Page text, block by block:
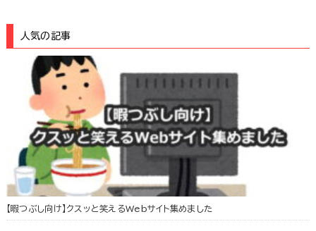
人気の記事
【暇つぶし向け】クスッと笑えるWebサイト集めました